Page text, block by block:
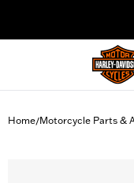
Home/Motorcycle Parts &